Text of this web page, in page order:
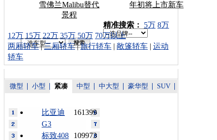
雪佛兰Malibu替代
景程
年初将上市新车
车型搜索：
精准搜索： 5万 8万
12万 15万 22万 35万 50万 70万以上
两厢轿车|三厢轿车|旅行轿车 | 敞篷轿车 | 运动
轿车
微型 小型 紧凑 中型 中大型 豪华型 SUV
161399
比亚迪
G3
109973
标致408